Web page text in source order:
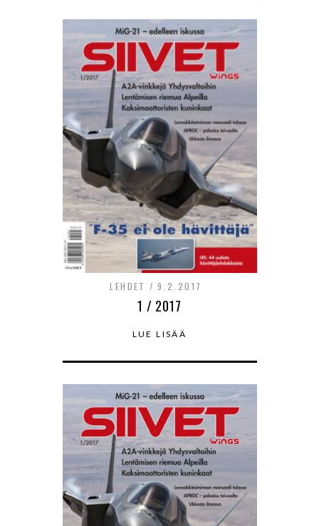
LEHDET 9.2.2017
1 / 2017
LUE LISÄÄ